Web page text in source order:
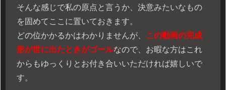
そんな感じで私の原点と言うか、決意みたいなもの
を固めてここに置いておきます。
どの位かかるかはわかりませんが、
この動画の完成
形が世に出たときがゴールなので、お暇な方はこれ
からもゆっくりとお付き合いいただければ嬉しいで
す。